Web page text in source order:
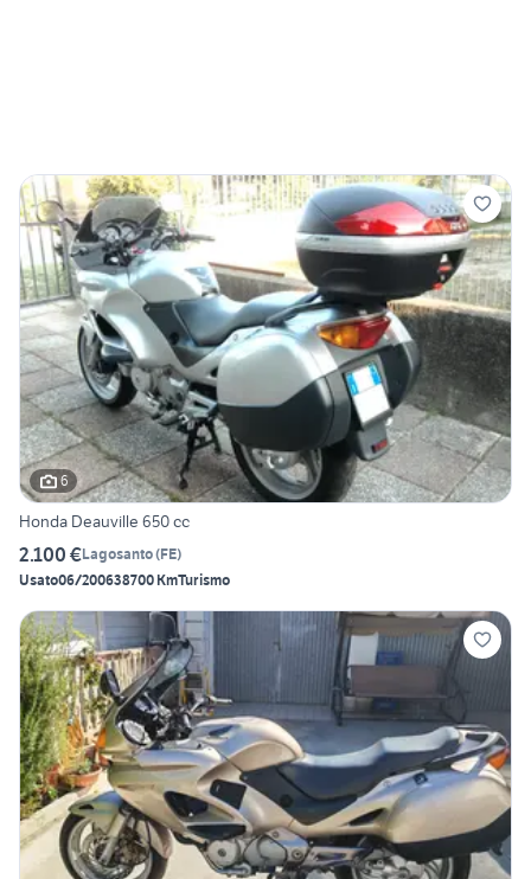
6
Honda Deauville 650 cc
2.100 €Lagosanto(FE)
Usato06/200638700 KmTurismo